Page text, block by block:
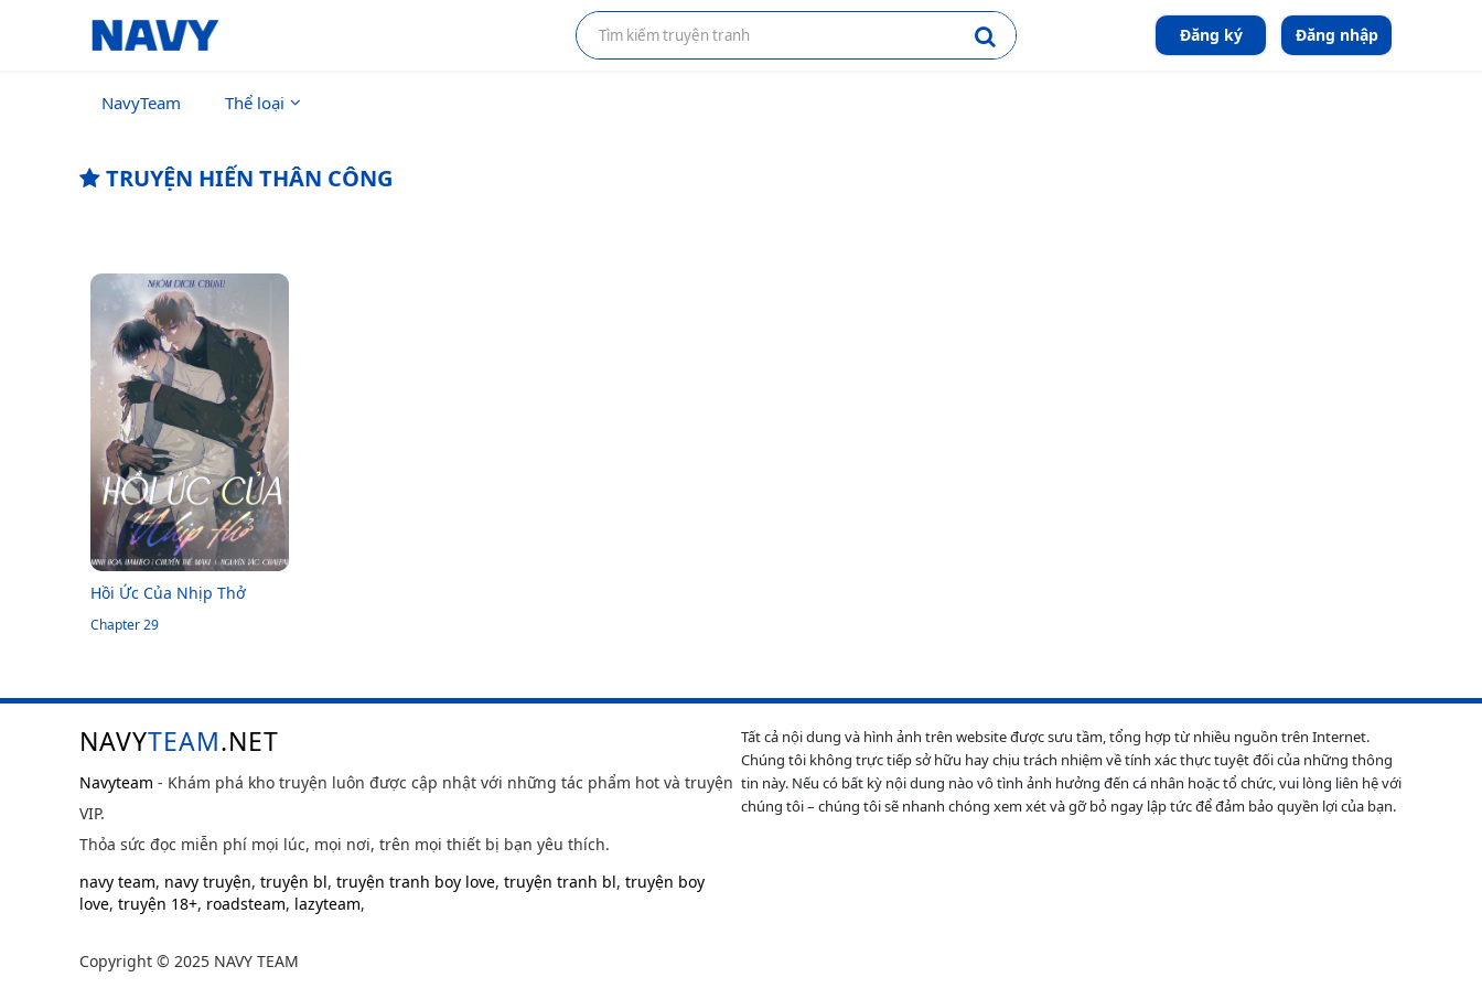
Đăng ký Đăng nhập
NavyTeam Thể loại
TRUYỆN HIẾN THÂN CÔNG
Hồi Ức Của Nhịp Thở
Chapter 29
NAVYTEAM.NET
Navyteam - Khám phá kho truyện luôn được cập nhật với những tác phẩm hot và truyện
VIP.
Thỏa sức đọc miễn phí mọi lúc, mọi nơi, trên mọi thiết bị bạn yêu thích.
navy team, navy truyện, truyện bl, truyện tranh boy love, truyện tranh bl, truyện boy
love, truyện 18+, roadsteam, lazyteam,
Copyright © 2025 NAVY TEAM
Tất cả nội dung và hình ảnh trên website được sưu tầm, tổng hợp từ nhiều nguồn trên Internet.
Chúng tôi không trực tiếp sở hữu hay chịu trách nhiệm về tính xác thực tuyệt đối của những thông
tin này. Nếu có bất kỳ nội dung nào vô tình ảnh hưởng đến cá nhân hoặc tổ chức, vui lòng liên hệ với
chúng tôi – chúng tôi sẽ nhanh chóng xem xét và gỡ bỏ ngay lập tức để đảm bảo quyền lợi của bạn.